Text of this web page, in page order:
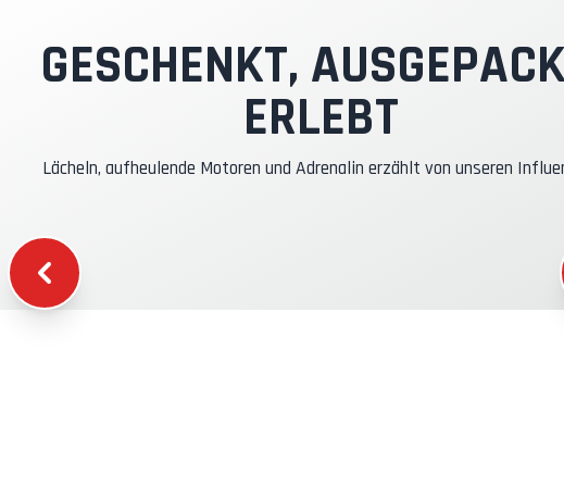
Kraftstoff
WCR-Gadgets
GESCHENKT,
ERLEBT
Lächeln, aufheulende Motoren und Adrenalin erzählt von unseren